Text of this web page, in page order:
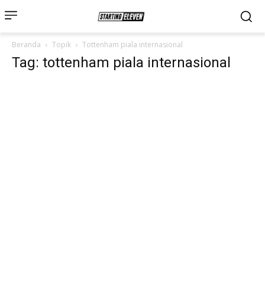
Beranda Topik Tottenham piala internasional
Tag: tottenham piala internasional